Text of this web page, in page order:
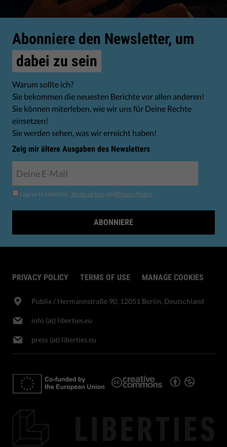
Abonniere den Newsletter, um
dabei zu sein
Warum sollte ich?
Sie bekommen die neuesten Berichte vor allen anderen!
Sie können miterleben, wie wir uns für Deine Rechte
einsetzen!
Sie werden sehen, was wir erreicht haben!
Zeig mir ältere Ausgaben des Newsletters
I agree to Liberties' Terms of Use andPrivacy Policy.
ABONNIERE
PRIVACY POLICY TERMS OF USE MANAGE COOKIES
Publix​ / Hermannstraße 90, 12051 Berlin, Deutschland
info (at) liberties.eu
press (at) liberties.eu